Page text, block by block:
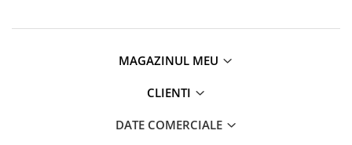
MAGAZINUL MEU
CLIENTI
DATE COMERCIALE